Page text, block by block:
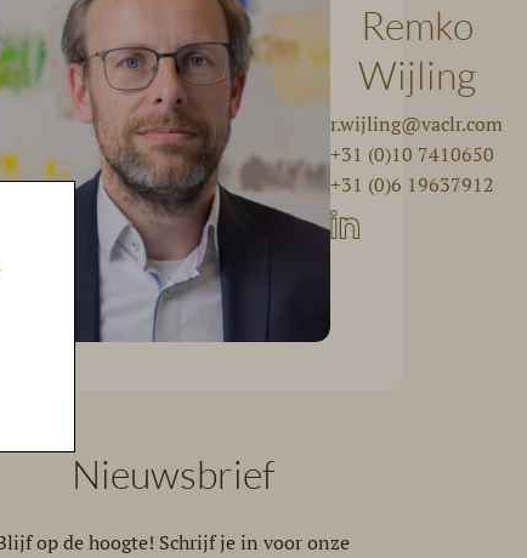
Remko
Wijling
r.wijling@vaclr.com
+31 (0)10 7410650
+31 (0)6 19637912
Nieuwsbrief
op de hoogte! Schrijf je in voor onze